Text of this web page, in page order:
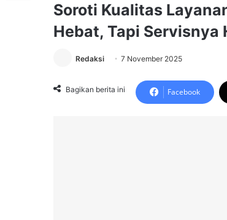
Soroti Kualitas
Hebat, Tapi Servisnya
Redaksi 7 November 2025
Bagikan berita ini Facebook